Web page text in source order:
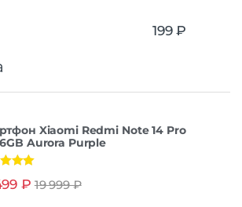
199₽
Xiaomi Redmi Note 14 Pro
Aurora Purple
₽ 19 999₽